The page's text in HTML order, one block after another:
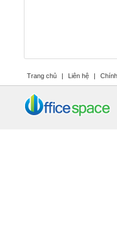
Trang chủ | Liên hệ |